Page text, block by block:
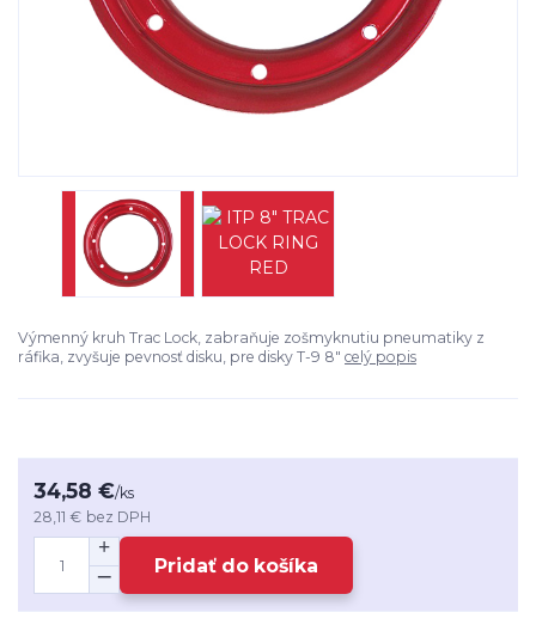
Výmenný kruh Trac Lock, zabraňuje zošmyknutiu pneumatiky z
ráfika, zvyšuje pevnosť disku, pre disky T-9 8" celý popis
34,58 €/ks
28,11 € bez DPH
Pridať do košíka